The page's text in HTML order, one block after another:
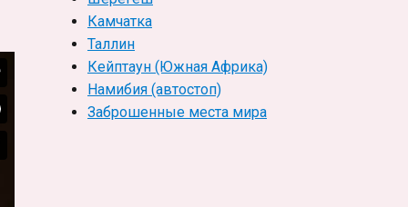
Камчатка
Таллин
Кейптаун (Южная Африка)
Намибия (автостоп)
Заброшенные места мира